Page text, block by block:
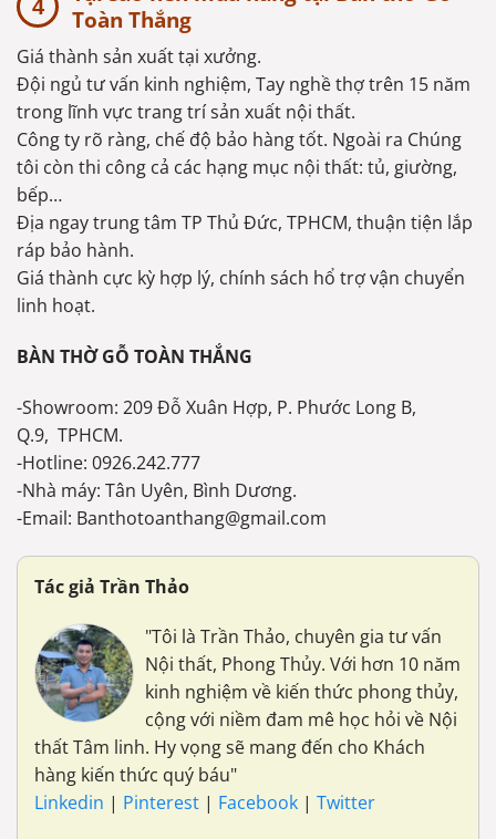
Toàn Thắng
Giá thành sản xuất tại xưởng.
Đội ngủ tư vấn kinh nghiệm, Tay nghề thợ trên 15 năm
trong lĩnh vực trang trí sản xuất nội thất.
Công ty rõ ràng, chế độ bảo hàng tốt. Ngoài ra Chúng
tôi còn thi công cả các hạng mục nội thất: tủ, giường,
bếp…
Địa ngay trung tâm TP Thủ Đức, TPHCM, thuận tiện lắp
ráp bảo hành.
Giá thành cực kỳ hợp lý, chính sách hổ trợ vận chuyển
linh hoạt.
BÀN THỜ GỖ TOÀN THẮNG
-Showroom: 209 Đỗ Xuân Hợp, P. Phước Long B,
Q.9, TPHCM.
-Hotline: 0926.242.777
-Nhà máy: Tân Uyên, Bình Dương.
-Email: Banthotoanthang@gmail.com
Tác giả Trần Thảo
"Tôi là Trần Thảo, chuyên gia tư vấn
Nội thất, Phong Thủy. Với hơn 10 năm
kinh nghiệm về kiến thức phong thủy,
cộng với niềm đam mê học hỏi về Nội
thất Tâm linh. Hy vọng sẽ mang đến cho Khách
hàng kiến thức quý báu"
Linkedin | Pinterest | Facebook | Twitter